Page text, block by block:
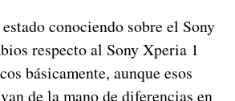
conociendo sobre el Sony
respecto al Sony Xperia 1
básicamente, aunque esos
de la mano de diferencias en